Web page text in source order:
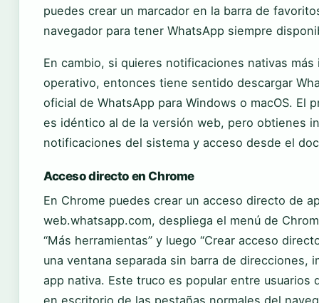
puedes crear un marcador en la barra de
navegador para tener WhatsApp siempre
En cambio, si quieres notificaciones nativas
operativo, entonces tiene sentido descargar
oficial de WhatsApp para Windows o macOS. El
es idéntico al de la versión web, pero obtienes
notificaciones del sistema y acceso desde el
Acceso directo en Chrome
En Chrome puedes crear un acceso directo de
web.whatsapp.com, despliega el menú de
“Más herramientas” y luego “Crear acceso
una ventana separada sin barra de direcciones,
app nativa. Este truco es popular entre usuarios
en escritorio de las pestañas normales del